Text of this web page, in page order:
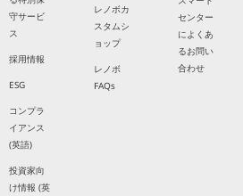
守サービ
ス
採用情報
ESG
コンプラ
イアンス
(英語)
投資家向
け情報 (英
レノボカ
スタムシ
ョップ
レノボ
FAQs
センター
によくあ
るお問い
合わせ